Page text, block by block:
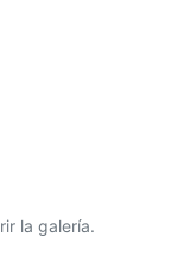
la galería.